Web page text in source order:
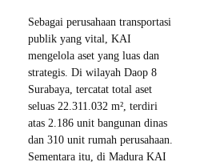
Sebagai perusahaan transportasi
publik yang vital, KAI
mengelola aset yang luas dan
strategis. Di wilayah Daop 8
Surabaya, tercatat total aset
seluas 22.311.032 m², terdiri
atas 2.186 unit bangunan dinas
dan 310 unit rumah perusahaan.
Sementara itu, di Madura KAI